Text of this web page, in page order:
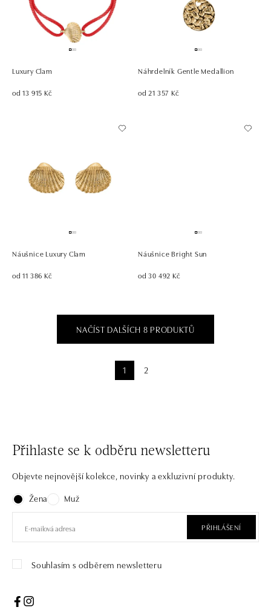
Luxury Clam
od 13 915 Kč
Náhrdelník Gentle Medallion
od 21 357 Kč
Náušnice Luxury Clam
od 11 386 Kč
Náušnice Bright Sun
od 30 492 Kč
NAČÍST DALŠÍCH 8 PRODUKTŮ
1 2
Přihlaste se k odběru newsletteru
Objevte nejnovější kolekce, novinky a exkluzivní produkty.
Žena
Muž
PŘIHLÁŠENÍ
Souhlasím s odběrem newsletteru